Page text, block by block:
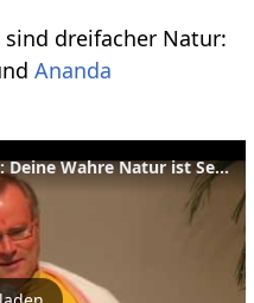
sind dreifacher Natur:
Ananda
Vedanta-Lehre von Shankara: Deine Wahre Natur ist Sein Wissen und Glückseligkeit